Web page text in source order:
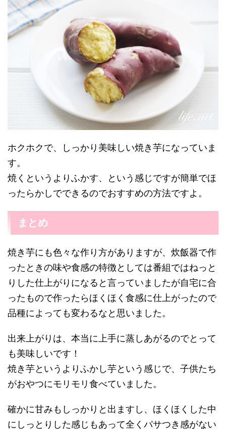
ホクホクで、しっかり美味しい焼き芋になっていま
す。
焼くというよりふかす、という感じですが簡単でほ
ったらかしでできるのでおすすめの方法ですよ。
まとめ
焼き芋にも色々な作り方がありますが、炊飯器で作
ったときの味や食感の特徴としては番組ではねっと
りした仕上がりになると言っていましたが自宅に合
ったもので作ったらほくほく食感に仕上がったので
品種によっても変わるなと思いました。
出来上がりは、本当に上手に蒸しあがるのでとって
も美味しいです！
焼き芋というよりふかし芋という感じで、子供たち
がおやつにモリモリ食べていました。
確かに甘みもしっかりと出ますし、ほくほくした中
にしっとりした感じもあって全くパサつき感がない